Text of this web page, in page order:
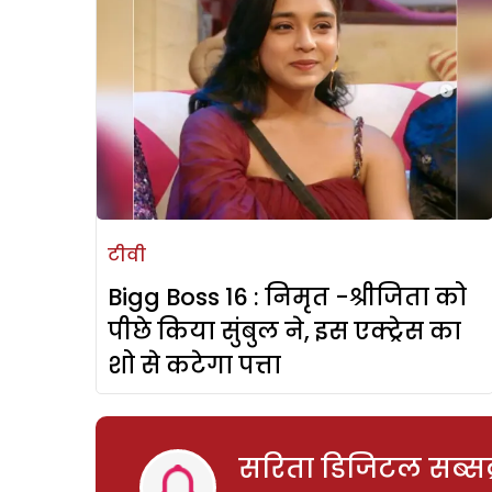
टीवी
Bigg Boss 16 : निमृत -श्रीजिता को
पीछे किया सुंबुल ने, इस एक्ट्रेस का
शो से कटेगा पत्ता
सरिता डिजिटल